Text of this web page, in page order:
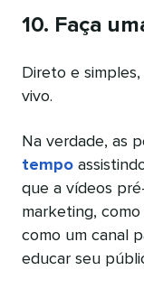
10. Faça
Direto e
vivo.
Na verdade, as
tempo
que a vídeos
marketing, como
como um canal
educar seu